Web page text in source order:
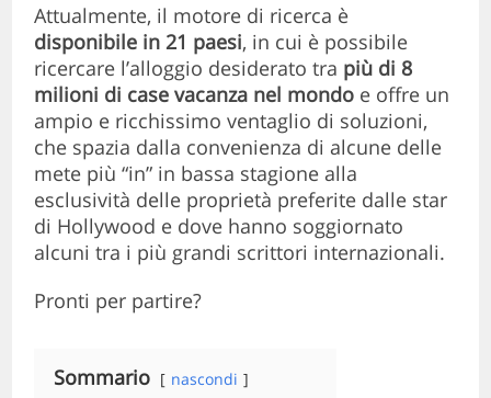
Attualmente, il motore di ricerca è
disponibile in 21 paesi, in cui è possibile
ricercare l’alloggio desiderato tra più di 8
milioni di case vacanza nel mondo e offre un
ampio e ricchissimo ventaglio di soluzioni,
che spazia dalla convenienza di alcune delle
mete più “in” in bassa stagione alla
esclusività delle proprietà preferite dalle star
di Hollywood e dove hanno soggiornato
alcuni tra i più grandi scrittori internazionali.
Pronti per partire?
Sommario nascondi